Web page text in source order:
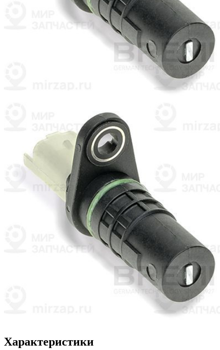
Характеристики